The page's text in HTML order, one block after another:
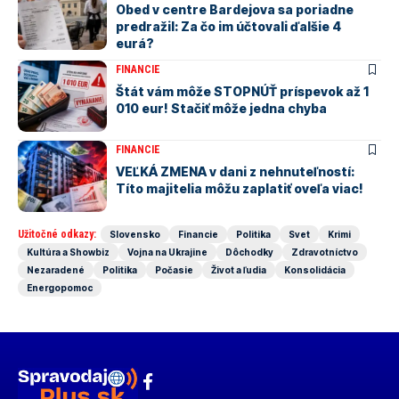
Obed v centre Bardejova sa poriadne
predražil: Za čo im účtovali ďalšie 4
eurá?
FINANCIE
Štát vám môže STOPNÚŤ príspevok až 1
010 eur! Stačiť môže jedna chyba
FINANCIE
VEĽKÁ ZMENA v dani z nehnuteľností:
Títo majitelia môžu zaplatiť oveľa viac!
Užitočné odkazy: Slovensko Financie Politika Svet
Krimi
Kultúra a Showbiz
Vojna na Ukrajine Dôchodky
Zdravotníctvo
Nezaradené
Politika Počasie Život a ľudia
Konsolidácia
Energopomoc